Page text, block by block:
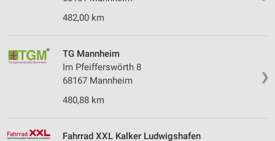
482,00 km
❯
TG Mannheim
Im Pfeifferswörth 8
68167 Mannheim
480,88 km
Fahrrad XXL Kalker Ludwigshafen